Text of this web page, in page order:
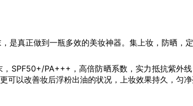
真正做到一瓶多效的美妆神器。集上妆，防晒，定
PA+++，高倍防晒系数，实力抵抗紫外线
可以改善妆后浮粉出油的状况，上妆效果持久，匀